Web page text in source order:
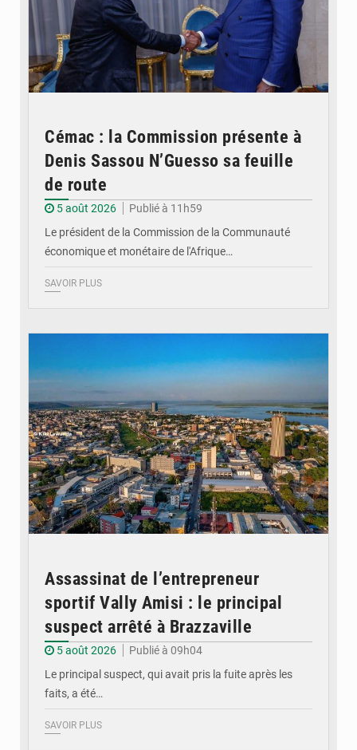
Cémac : la Commission présente à
Denis Sassou N’Guesso sa feuille
de route
5 août 2026
Publié à 11h59
Le président de la Commission de la Communauté
économique et monétaire de l'Afrique…
SAVOIR PLUS
Assassinat de l’entrepreneur
sportif Vally Amisi : le principal
suspect arrêté à Brazzaville
5 août 2026
Publié à 09h04
Le principal suspect, qui avait pris la fuite après les
faits, a été…
SAVOIR PLUS